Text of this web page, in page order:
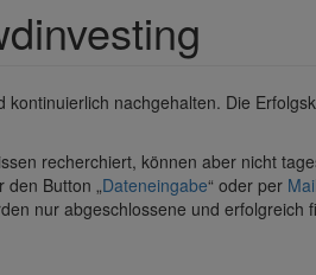
nachgehalten. Die
recherchiert, können aber nicht
Button „Dateneingabe“ oder per Mail
nur abgeschlossene und erfolgreich